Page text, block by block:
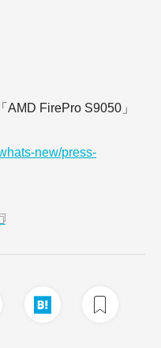
AMD FirePro S9050」
new/press-